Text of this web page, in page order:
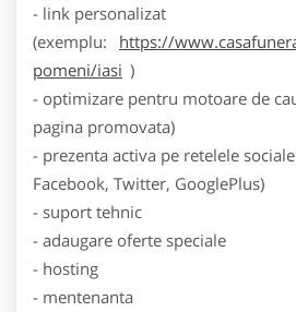
- link personalizat
(exemplu:
https://
pomeni/iasi )
- optimizare pentru motoare de
pagina promovata)
- prezenta activa pe retelele
Facebook, Twitter, GooglePlus)
- suport tehnic
- adaugare oferte speciale
- hosting
- mentenanta